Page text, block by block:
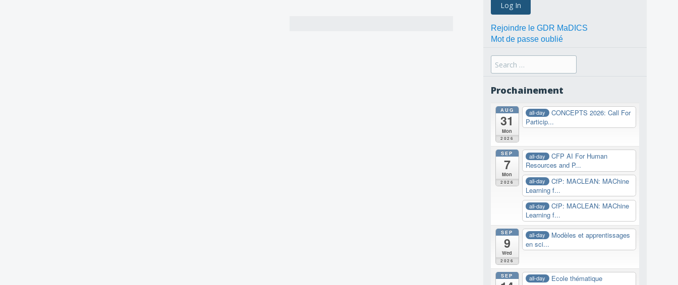
Rejoindre le GDR MaDICS
Mot de passe oublié
Search
for:
Prochainement
AUG
31
Mon
2026
all-day
CONCEPTS 2026: Call For
Particip...
SEP
7
Mon
2026
all-day
CFP AI For Human
Resources and P...
all-day
CfP: MACLEAN: MAChine
Learning f...
all-day
CfP: MACLEAN: MAChine
Learning f...
SEP
9
Wed
2026
all-day
Modèles et apprentissages
en sci...
SEP all-day
Ecole thématique